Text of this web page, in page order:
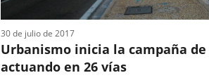
Urbanismo inicia la campaña
actuando en 26 vías
30 de julio de 2017